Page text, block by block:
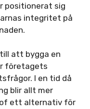
positionerat sig
integritet på
att bygga en
företagets
I en tid då
blir allt mer
ett alternativ för